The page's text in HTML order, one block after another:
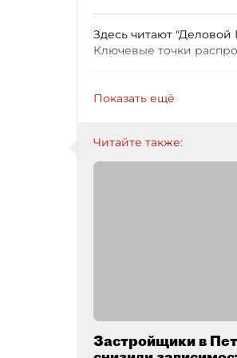
Здесь читают "Деловой
Ключевые точки
Показать ещё
Читайте также:
Застройщики в